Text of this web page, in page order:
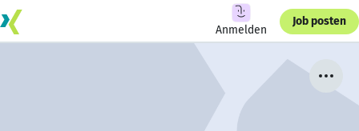
Anmelden
Job posten